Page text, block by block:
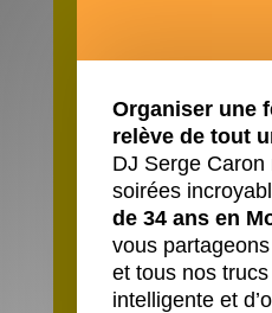
Organiser une
relève de tout
DJ Serge Caron
soirées
de 34 ans en
vous
et tous nos trucs
intelligente et